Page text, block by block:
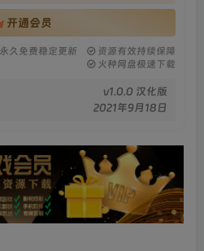
开通会员
永久免费稳定更新
资源有效持续保障
火种网盘极速下载
v1.0.0 汉化版
2021年9月18日